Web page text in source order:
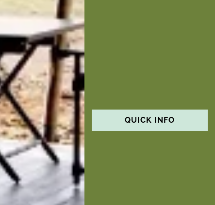
QUICK INFO